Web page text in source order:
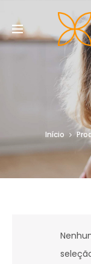
Início